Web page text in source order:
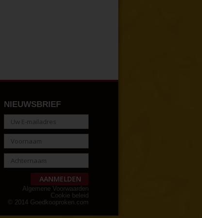
NIEUWSBRIEF
Algemene Voorwaarden
Cookie beleid
© 2014 Goedkooproken.com